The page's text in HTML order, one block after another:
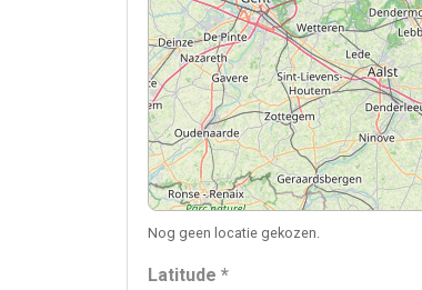
Nog geen locatie gekozen.
Latitude *